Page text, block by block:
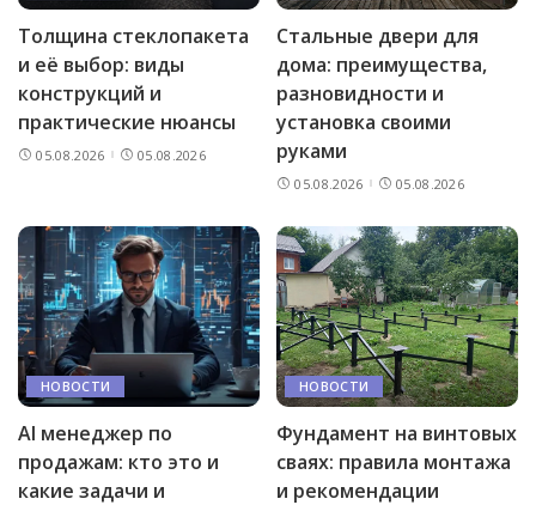
Толщина стеклопакета
и её выбор: виды
конструкций и
практические нюансы
05.08.2026 05.08.2026
Стальные двери для
дома: преимущества,
разновидности и
установка своими
руками
05.08.2026 05.08.2026
НОВОСТИ
AI менеджер по
продажам: кто это и
какие задачи и
НОВОСТИ
Фундамент на винтовых
сваях: правила монтажа
и рекомендации